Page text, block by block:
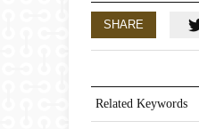
SHARE
Related Keywords